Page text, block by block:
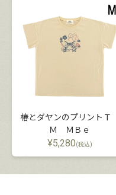
椿とダヤンのプリントＴ
Ｍ ＭＢｅ
¥5,280(税込)